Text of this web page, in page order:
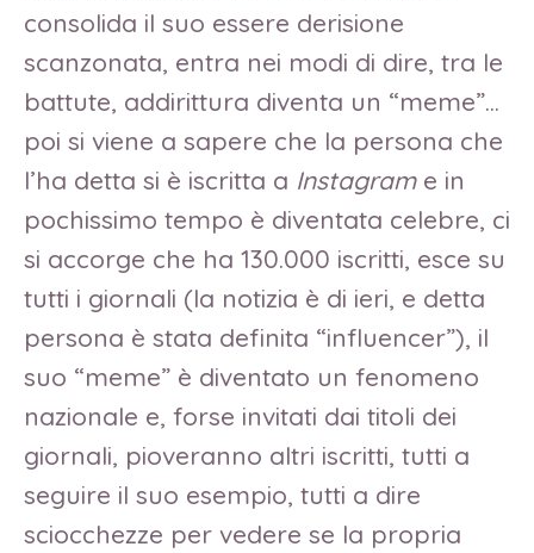
consolida il suo essere derisione
scanzonata, entra nei modi di dire, tra le
battute, addirittura diventa un “meme”…
poi si viene a sapere che la persona che
l’ha detta si è iscritta a Instagrame in
pochissimo tempo è diventata celebre, ci
si accorge che ha 130.000 iscritti, esce su
tutti i giornali (la notizia è di ieri, e detta
persona è stata definita “influencer”), il
suo “meme” è diventato un fenomeno
nazionale e, forse invitati dai titoli dei
giornali, pioveranno altri iscritti, tutti a
seguire il suo esempio, tutti a dire
sciocchezze per vedere se la propria